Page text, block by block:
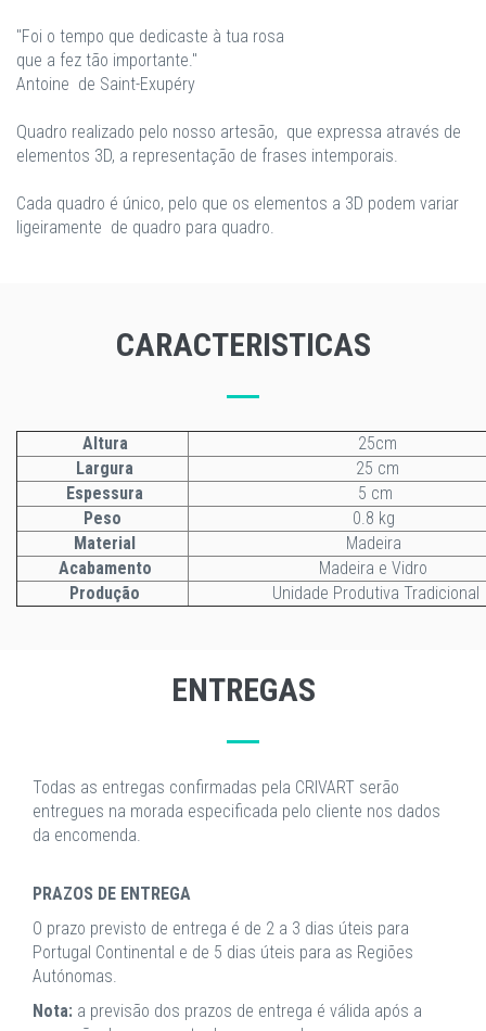
"Foi o tempo que dedicaste à tua rosa
que a fez tão importante."
Antoine de Saint-Exupéry
Quadro realizado pelo nosso artesão, que expressa através de
elementos 3D, a representação de frases intemporais.
Cada quadro é único, pelo que os elementos a 3D podem variar
ligeiramente de quadro para quadro.
CARACTERISTICAS
Altura
25cm
Largura
25 cm
Espessura
5 cm
Peso
0.8 kg
Material
Madeira
Acabamento
Madeira e Vidro
Produção
Unidade Produtiva Tradicional
ENTREGAS
Todas as entregas confirmadas pela CRIVART serão
entregues na morada especificada pelo cliente nos dados
da encomenda.
PRAZOS DE ENTREGA
O prazo previsto de entrega é de 2 a 3 dias úteis para
Portugal Continental e de 5 dias úteis para as Regiões
Autónomas.
Nota: a previsão dos prazos de entrega é válida após a